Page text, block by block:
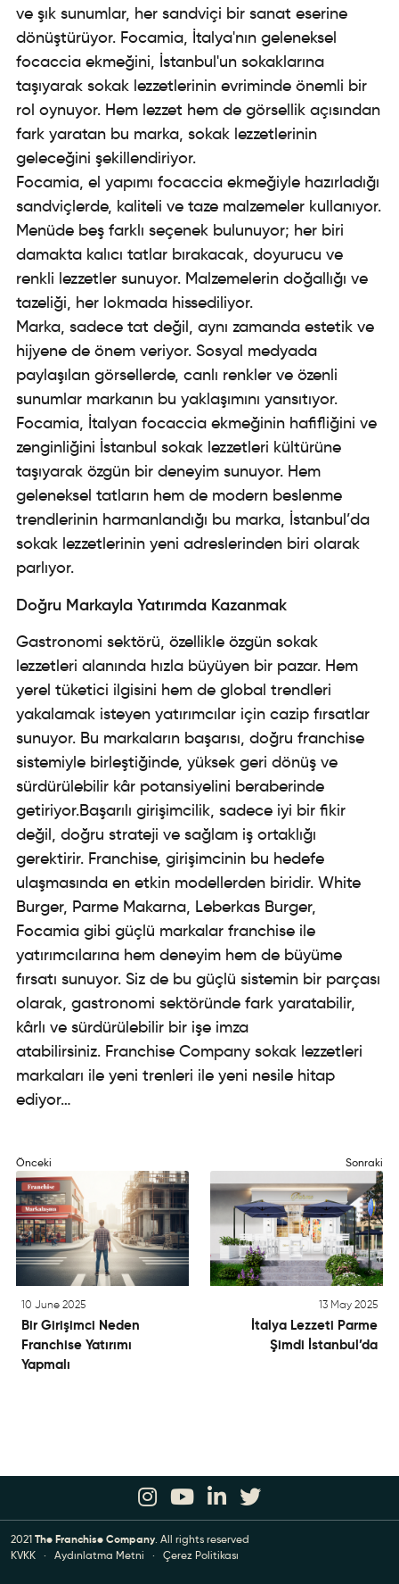
ve şık sunumlar, her sandviçi bir sanat eserine
dönüştürüyor. Focamia, İtalya'nın geleneksel
focaccia ekmeğini, İstanbul'un sokaklarına
taşıyarak sokak lezzetlerinin evriminde önemli bir
rol oynuyor. Hem lezzet hem de görsellik açısından
fark yaratan bu marka, sokak lezzetlerinin
geleceğini şekillendiriyor.
Focamia, el yapımı focaccia ekmeğiyle hazırladığı
sandviçlerde, kaliteli ve taze malzemeler kullanıyor.
Menüde beş farklı seçenek bulunuyor; her biri
damakta kalıcı tatlar bırakacak, doyurucu ve
renkli lezzetler sunuyor. Malzemelerin doğallığı ve
tazeliği, her lokmada hissediliyor.
Marka, sadece tat değil, aynı zamanda estetik ve
hijyene de önem veriyor. Sosyal medyada
paylaşılan görsellerde, canlı renkler ve özenli
sunumlar markanın bu yaklaşımını yansıtıyor.
Focamia, İtalyan focaccia ekmeğinin hafifliğini ve
zenginliğini İstanbul sokak lezzetleri kültürüne
taşıyarak özgün bir deneyim sunuyor. Hem
geleneksel tatların hem de modern beslenme
trendlerinin harmanlandığı bu marka, İstanbul’da
sokak lezzetlerinin yeni adreslerinden biri olarak
parlıyor.
Doğru Markayla Yatırımda Kazanmak
Gastronomi sektörü, özellikle özgün sokak
lezzetleri alanında hızla büyüyen bir pazar. Hem
yerel tüketici ilgisini hem de global trendleri
yakalamak isteyen yatırımcılar için cazip fırsatlar
sunuyor. Bu markaların başarısı, doğru franchise
sistemiyle birleştiğinde, yüksek geri dönüş ve
sürdürülebilir kâr potansiyelini beraberinde
getiriyor.Başarılı girişimcilik, sadece iyi bir fikir
değil, doğru strateji ve sağlam iş ortaklığı
gerektirir. Franchise, girişimcinin bu hedefe
ulaşmasında en etkin modellerden biridir. White
Burger, Parme Makarna, Leberkas Burger,
Focamia gibi güçlü markalar franchise ile
yatırımcılarına hem deneyim hem de büyüme
fırsatı sunuyor. Siz de bu güçlü sistemin bir parçası
olarak, gastronomi sektöründe fark yaratabilir,
kârlı ve sürdürülebilir bir işe imza
atabilirsiniz. Franchise Company sokak lezzetleri
markaları ile yeni trenleri ile yeni nesile hitap
ediyor…
Önceki
10 June 2025
Bir Girişimci Neden
Franchise Yatırımı
Yapmalı
Sonraki
13 May 2025
İtalya Lezzeti Parme
Şimdi İstanbul’da
2021 The Franchise Company. All rights reserved
KVKK · Aydınlatma Metni · Çerez Politikası